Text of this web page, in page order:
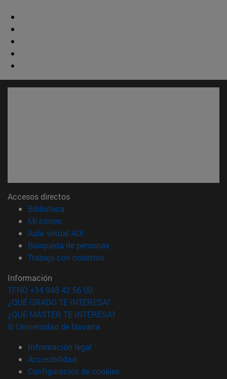
Accesos directos
Biblioteca
Mi correo(abre en nueva ventana)
Aula virtual ADI
Búsqueda de personas(abre en nueva ventana)
Trabaja con nosotros(abre en nueva ventana)
Información
TFNO +34 948 42 56 00
¿QUÉ GRADO TE INTERESA?
¿QUÉ MÁSTER TE INTERESA?
© Universidad de Navarra
Información legal
Accesibilidad
Configuración de cookies